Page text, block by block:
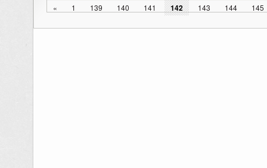
« 1 139 140 141 142 143 144 145